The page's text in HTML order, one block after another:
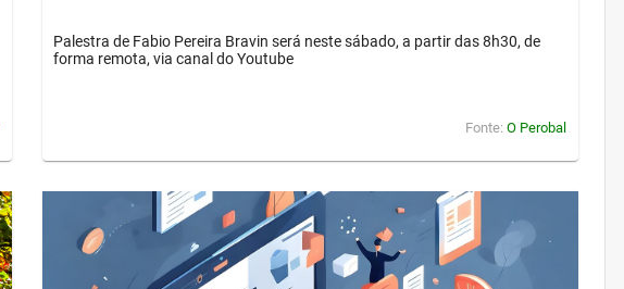
Palestra de Fabio Pereira Bravin será neste sábado, a partir das 8h30, de
forma remota, via canal do Youtube
Fonte: O Perobal